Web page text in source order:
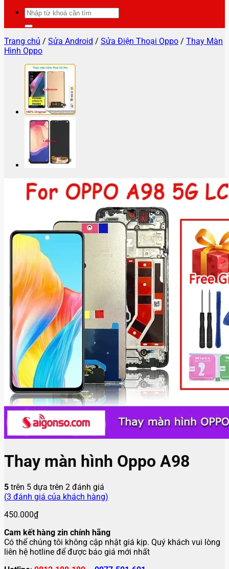
Tìm
kiếm:
Trang chủ / Sửa Android / Sửa Điện Thoại Oppo / Thay Màn
Hình Oppo
Thay màn hình Oppo A98
5 trên 5 dựa trên 2 đánh giá
(3 đánh giá của khách hàng)
450.000₫
Cam kết hàng zin chính hãng
Có thể chúng tôi không cập nhật giá kịp. Quý khách vui lòng
liên hệ hotline để được báo giá mới nhất